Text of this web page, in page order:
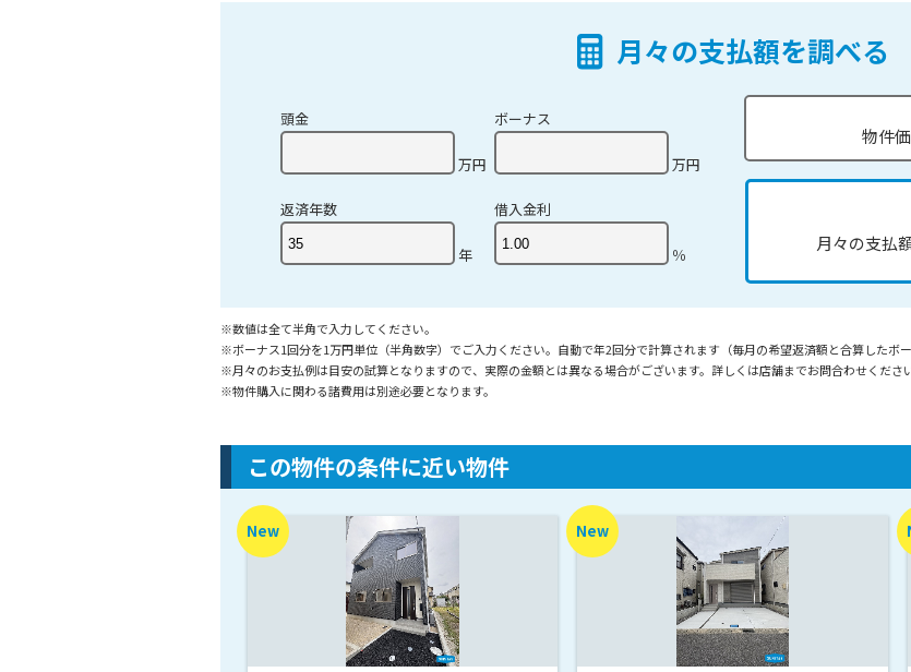
月々の支払額を調べる
物件
頭金
万円
ボーナス
万円
返済年数
年
借入金利
％
月々の支払
※数値は全て半角で入力してください。
※ボーナス1回分を1万円単位（半角数字）でご入力ください。自動で年2回分で計算されます（毎月の希望返済額と合算したボ
※月々のお支払例は目安の試算となりますので、実際の金額とは異なる場合がございます。詳しくは店舗までお問合わせください
※物件購入に関わる諸費用は別途必要となります。
この物件の条件に近い物件
New New